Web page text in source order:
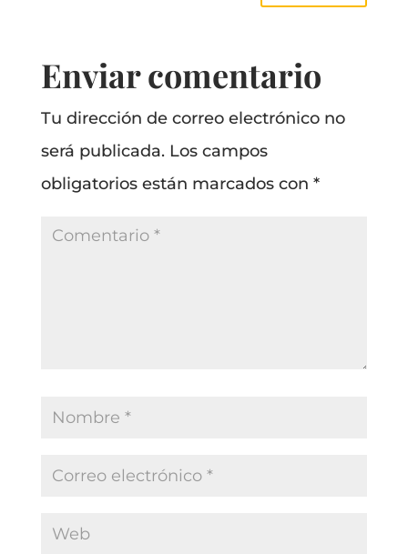
Enviar comentario
Tu dirección de correo electrónico no
será publicada. Los campos
obligatorios están marcados con *